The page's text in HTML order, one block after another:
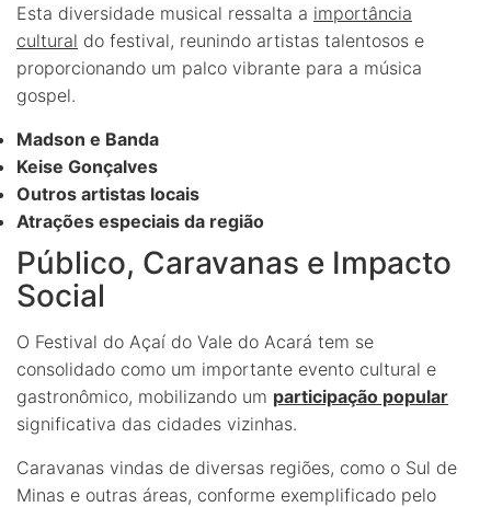
Esta diversidade musical ressalta a importância
cultural do festival, reunindo artistas talentosos e
proporcionando um palco vibrante para a música
gospel.
Madson e Banda
Keise Gonçalves
Outros artistas locais
Atrações especiais da região
Público, Caravanas e Impacto
Social
O Festival do Açaí do Vale do Acará tem se
consolidado como um importante evento cultural e
gastronômico, mobilizando um participação popular
significativa das cidades vizinhas.
Caravanas vindas de diversas regiões, como o Sul de
Minas e outras áreas, conforme exemplificado pelo